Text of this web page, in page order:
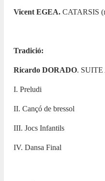
Vicent EGEA. CATARSIS
Tradició:
Ricardo DORADO. SUITE
I. Preludi
II. Cançó de bressol
III. Jocs Infantils
IV. Dansa Final